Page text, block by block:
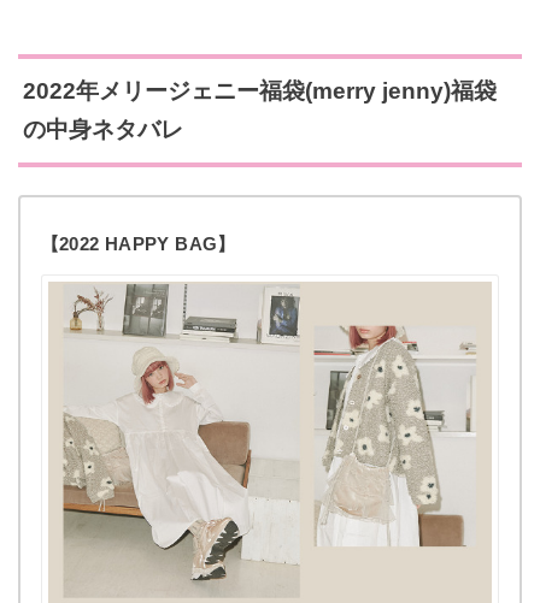
2022年メリージェニー福袋(merry jenny)福袋
の中身ネタバレ
【2022 HAPPY BAG】